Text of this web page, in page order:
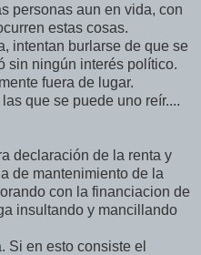
personas aun en vida, con
estas cosas.
intentan burlarse de que se
sin ningún interés político.
fuera de lugar.
que se puede uno reír....
declaración de la renta y
de mantenimiento de la
con la financiacion de
insultando y mancillando
Si en esto consiste el